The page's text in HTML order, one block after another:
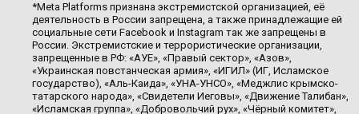
*Meta Platforms признана экстремистской организацией, её
деятельность в России запрещена, а также принадлежащие ей
социальные сети Facebook и Instagram так же запрещены в
России. Экстремистские и террористические организации,
запрещенные в РФ: «АУЕ», «Правый сектор», «Азов»,
«Украинская повстанческая армия», «ИГИЛ» (ИГ, Исламское
государство), «Аль-Каида», «УНА-УНСО», «Меджлис крымско-
татарского народа», «Свидетели Иеговы», «Движение Талибан»,
«Исламская группа», «Добровольчий рух», «Чёрный комитет»,